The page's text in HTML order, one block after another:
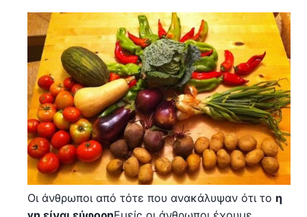
Οι άνθρωποι από τότε που ανακάλυψαν ότι το η